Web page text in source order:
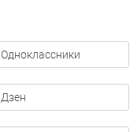
Одноклассники
Дзен